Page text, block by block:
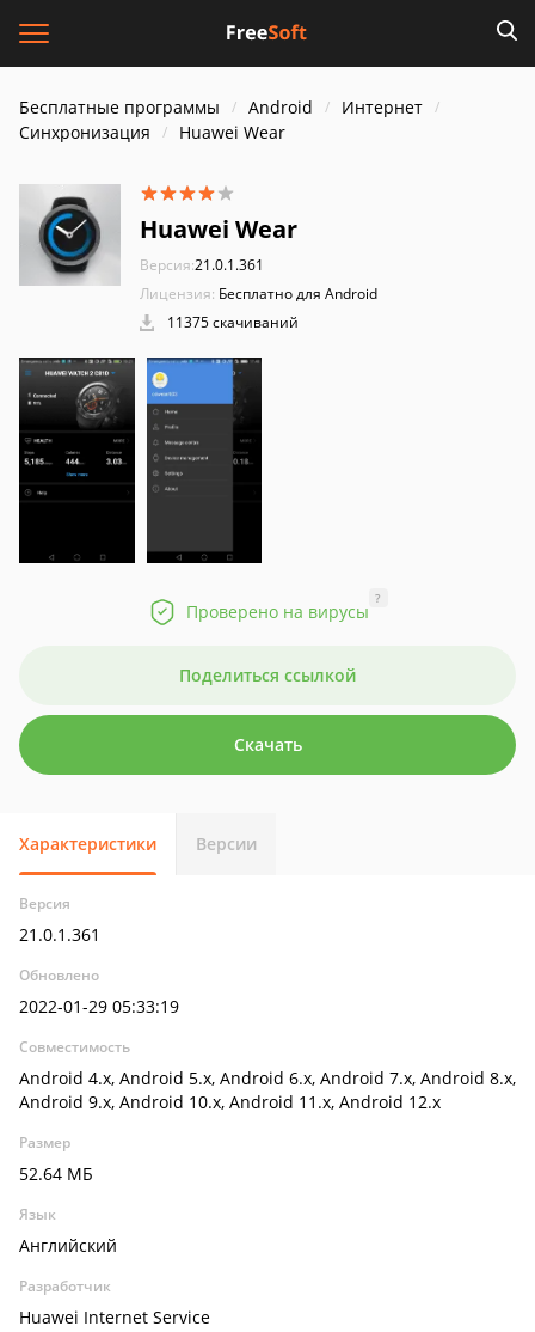
Бесплатные программы Android
Интернет
Синхронизация
Huawei Wear
Huawei Wear
Версия:21.0.1.361
Лицензия: Бесплатно для Android
11375 скачиваний
Проверено на вирусы
?
Поделиться ссылкой
Скачать
Характеристики Версии
Версия
21.0.1.361
Обновлено
2022-01-29 05:33:19
Совместимость
Android 4.x, Android 5.x, Android 6.x, Android 7.x, Android 8.x,
Android 9.x, Android 10.x, Android 11.x, Android 12.x
Размер
52.64 МБ
Язык
Английский
Разработчик
Huawei Internet Service